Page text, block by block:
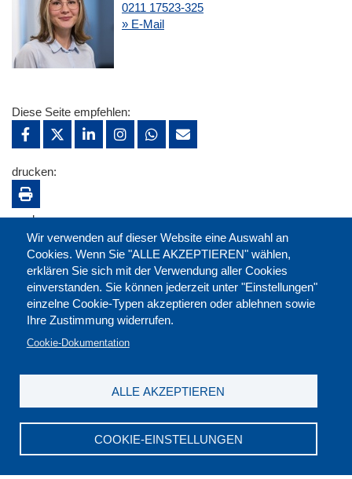
0211 17523-325
» E-Mail
Wir verwenden auf dieser Website eine Auswahl an
Cookies. Wenn Sie "ALLE AKZEPTIEREN" wählen,
erklären Sie sich mit der Verwendung aller Cookies
einverstanden. Sie können jederzeit unter "Einstellungen"
einzelne Cookie-Typen akzeptieren oder ablehnen sowie
Ihre Zustimmung widerrufen.
Cookie-Dokumentation
COOKIE-EINSTELLUNGEN
ALLE AKZEPTIEREN
Diese Seite empfehlen:
drucken:
merken:
DGB-Bildungswerk NRW e.V. © 2026